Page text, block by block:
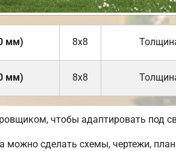
мм) 8х8
мм) 8х8
чтобы адаптировать под
сделать схемы, чертежи,